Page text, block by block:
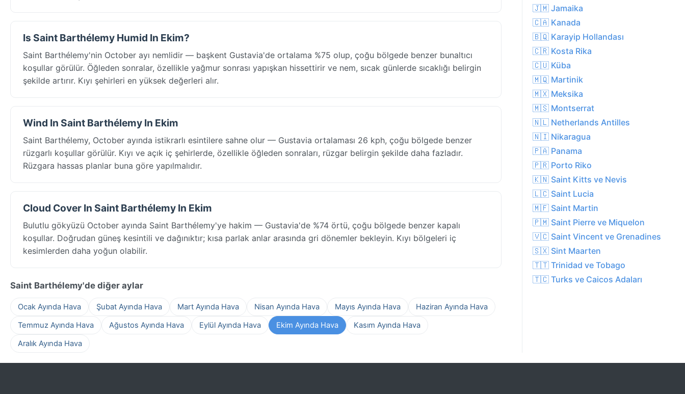
Is Saint Barthélemy Humid In Ekim?
Saint Barthélemy'nin October ayı nemlidir — başkent Gustavia'de ortalama %75 olup, çoğu bölgede benzer bunaltıcı
koşullar görülür. Öğleden sonralar, özellikle yağmur sonrası yapışkan hissettirir ve nem, sıcak günlerde sıcaklığı belirgin
şekilde artırır. Kıyı şehirleri en yüksek değerleri alır.
Wind In Saint Barthélemy In Ekim
Saint Barthélemy, October ayında istikrarlı esintilere sahne olur — Gustavia ortalaması 26 kph, çoğu bölgede benzer
rüzgarlı koşullar görülür. Kıyı ve açık iç şehirlerde, özellikle öğleden sonraları, rüzgar belirgin şekilde daha fazladır.
Rüzgara hassas planlar buna göre yapılmalıdır.
Cloud Cover In Saint Barthélemy In Ekim
Bulutlu gökyüzü October ayında Saint Barthélemy'ye hakim — Gustavia'de %74 örtü, çoğu bölgede benzer kapalı
koşullar. Doğrudan güneş kesintili ve dağınıktır; kısa parlak anlar arasında gri dönemler bekleyin. Kıyı bölgeleri iç
kesimlerden daha yoğun olabilir.
Saint Barthélemy'de diğer aylar
Ocak Ayında Hava Şubat Ayında Hava Mart Ayında Hava Nisan Ayında Hava Mayıs Ayında Hava
Haziran Ayında Hava
Temmuz Ayında Hava
Ağustos Ayında Hava Eylül Ayında Hava Ekim Ayında Hava
Kasım Ayında Hava
Aralık Ayında Hava
🇯🇲 Jamaika
🇨🇦 Kanada
🇧🇶 Karayip Hollandası
🇨🇷 Kosta Rika
🇨🇺 Küba
🇲🇶 Martinik
🇲🇽 Meksika
🇲🇸 Montserrat
🇳🇱 Netherlands Antilles
🇳🇮 Nikaragua
🇵🇦 Panama
🇵🇷 Porto Riko
🇰🇳 Saint Kitts ve Nevis
🇱🇨 Saint Lucia
🇲🇫 Saint Martin
🇵🇲 Saint Pierre ve Miquelon
🇻🇨 Saint Vincent ve Grenadines
🇸🇽 Sint Maarten
🇹🇹 Trinidad ve Tobago
🇹🇨 Turks ve Caicos Adaları